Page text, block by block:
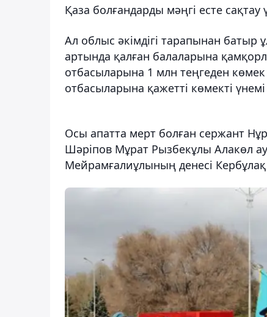
Қаза болғандарды мәңгі есте
Ал облыс әкімдігі тарапынан батыр
артында қалған балаларына
отбасыларына 1 млн теңгеден
отбасыларына қажетті көмекті
Осы апатта мерт болған сержант
Шәріпов Мұрат Рызбекұлы Алакөл
Мейрамғалиұлының денесі